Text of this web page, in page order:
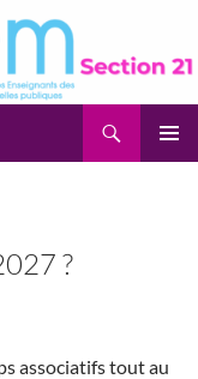
?
associatifs tout au